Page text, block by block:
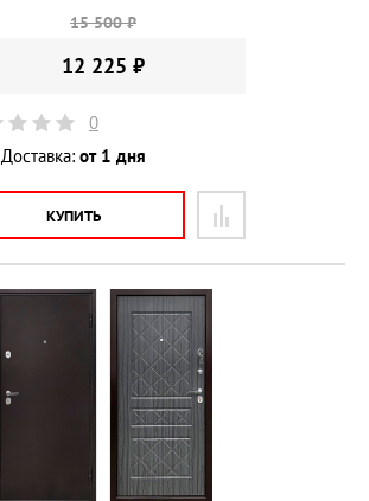
15 500 ₽
12 225 ₽
0
Доставка: от 1 дня
КУПИТЬ